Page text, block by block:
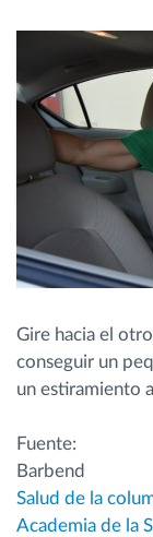
Gire hacia el
conseguir un
un estiramiento
Fuente:
Barbend
Salud de la
Academia de la